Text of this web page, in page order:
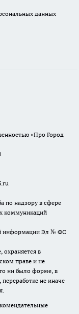
данных
«Про Город
по надзору в сфере
коммуникаций
информации Эл № ФС
в
праве и не
ни было форме, в
не иначе